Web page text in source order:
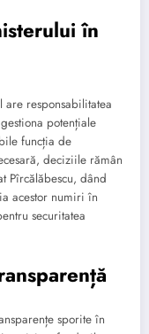
în
responsabilitatea
potențiale
funcția de
deciziile rămân
Pîrcălăbescu, dând
acestor numiri în
securitatea
sporite în